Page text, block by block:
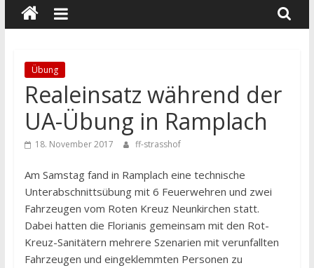
Übung
Realeinsatz während der
UA-Übung in Ramplach
18. November 2017 ff-strasshof
Am Samstag fand in Ramplach eine technische
Unterabschnittsübung mit 6 Feuerwehren und zwei
Fahrzeugen vom Roten Kreuz Neunkirchen statt.
Dabei hatten die Florianis gemeinsam mit den Rot-
Kreuz-Sanitätern mehrere Szenarien mit verunfallten
Fahrzeugen und eingeklemmten Personen zu